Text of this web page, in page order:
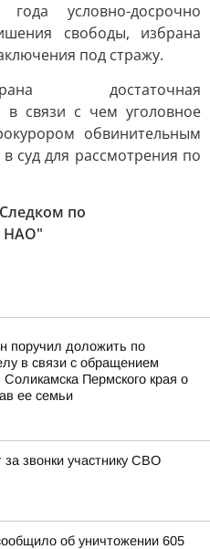
условно-досрочно
свободы, избрана
под стражу.
достаточная
в связи с чем уголовное
обвинительным
суд для рассмотрения по
по
НАО"
поручил доложить по
в связи с обращением
Пермского края о
ее семьи
за звонки участнику СВО
об уничтожении 605